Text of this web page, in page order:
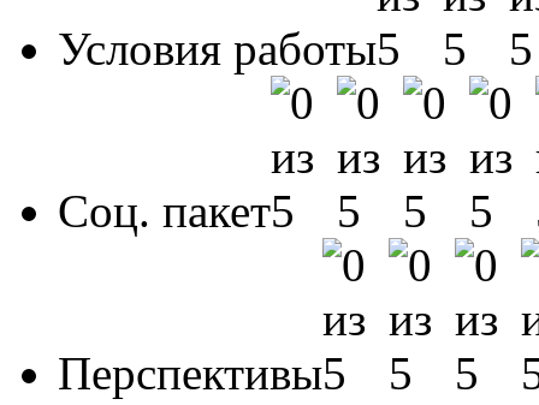
Условия работы
Соц. пакет
Перспективы